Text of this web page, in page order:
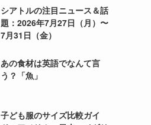
シアトルの注目ニュース＆話
題：2026年7月27日（月）〜
7月31日（金）
あの食材は英語でなんて言
う？「魚」
子ども服のサイズ比較ガイ